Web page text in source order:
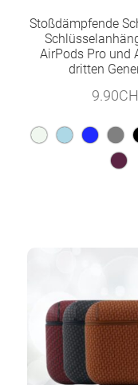
Stoßdämpfende
AirPods Pro und
dritten
9.90